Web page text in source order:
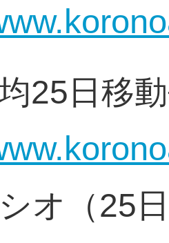
25日移
オ（25